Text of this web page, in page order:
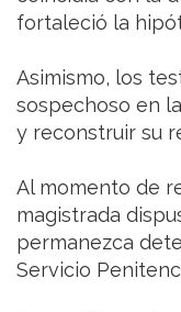
fortaleció la
Asimismo, los
sospechoso en
y reconstruir su
Al momento de
magistrada
permanezca
Servicio